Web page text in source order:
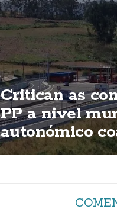
Critican as
PP a nivel
autonómico
de